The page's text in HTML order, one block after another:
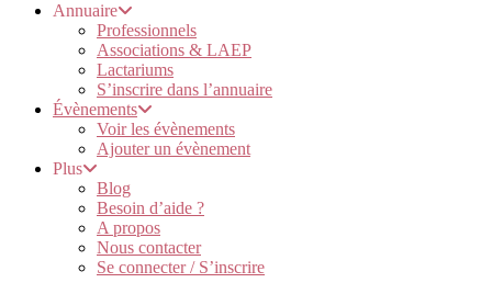
Annuaire
Professionnels
Associations & LAEP
Lactariums
S’inscrire dans l’annuaire
Évènements
Voir les évènements
Ajouter un évènement
Plus
Blog
Besoin d’aide ?
A propos
Nous contacter
Se connecter / S’inscrire